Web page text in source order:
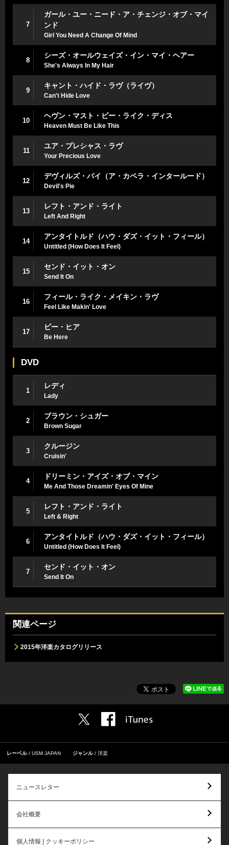
7
ガール・ユー・ニード・ア・チェンジ・オブ・マイ
ンド
Girl You Need A Change Of Mind
8
シーズ・オールウェイズ・イン・マイ・ヘアー
She's Always In My Hair
9
キャント・ハイド・ラヴ（ライヴ）
Can't Hide Love
10
ヘヴン・マスト・ビー・ライク・ディス
Heaven Must Be Like This
11
ユア・プレシャス・ラヴ
Your Precious Love
12
デヴィルズ・パイ（ア・カペラ・インタールード）
Devil's Pie
13
レフト・アンド・ライト
Left And Right
14
アンタイトルド（ハウ・ダズ・イット・フィール）
Untitled (How Does It Feel)
15
センド・イット・オン
Send It On
16
フィール・ライク・メイキン・ラヴ
Feel Like Makin' Love
17
ビー・ヒア
Be Here
DVD
1
レディ
Lady
2
ブラウン・シュガー
Brown Sugar
3
クルージン
Cruisin'
4
ドリーミン・アイズ・オブ・マイン
Me And Those Dreamin' Eyes Of Mine
5
レフト・アンド・ライト
Left & Right
6
アンタイトルド（ハウ・ダズ・イット・フィール）
Untitled (How Does It Feel)
7
センド・イット・オン
Send It On
関連ページ
2015年洋楽カタログリリース
レーベル USM JAPAN ジャンル 洋楽
ニュースレター
会社概要
個人情報 | クッキーポリシー